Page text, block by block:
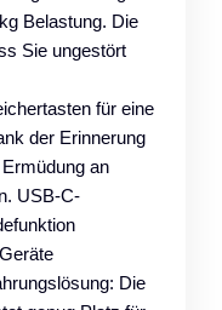
Belastung. Die
Sie ungestört
für eine
der Erinnerung
an
USB-C-
Die